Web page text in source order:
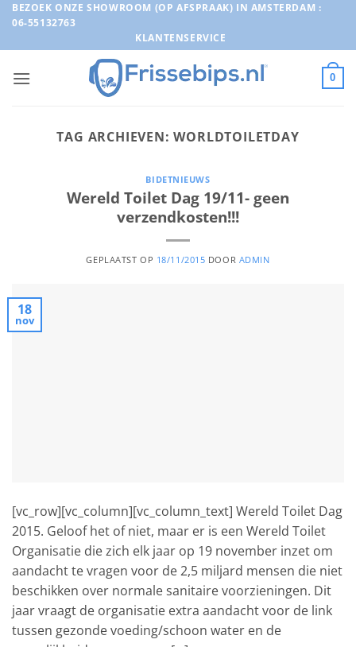
Ga
naar
inhoud
BEZOEK ONZE SHOWROOM (OP AFSPRAAK) IN AMSTERDAM :
06-55132763
KLANTENSERVICE
0
TAG ARCHIEVEN:WORLDTOILETDAY
BIDETNIEUWS
Wereld Toilet Dag 19/11- geen
verzendkosten!!!
GEPLAATST OP 18/11/2015 DOOR ADMIN
18
nov
[vc_row][vc_column][vc_column_text] Wereld Toilet Dag
2015. Geloof het of niet, maar er is een Wereld Toilet
Organisatie die zich elk jaar op 19 november inzet om
aandacht te vragen voor de 2,5 miljard mensen die niet
beschikken over normale sanitaire voorzieningen. Dit
jaar vraagt de organisatie extra aandacht voor de link
tussen gezonde voeding/schoon water en de